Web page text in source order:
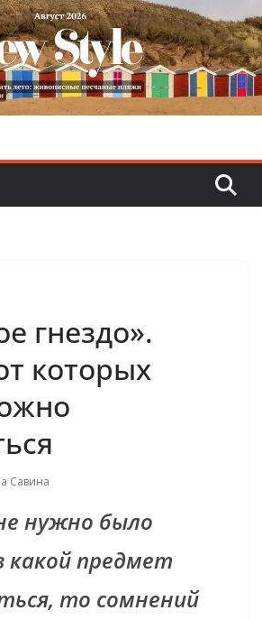
гнездо».
которых
Савина
нужно было
какой предмет
то сомнений